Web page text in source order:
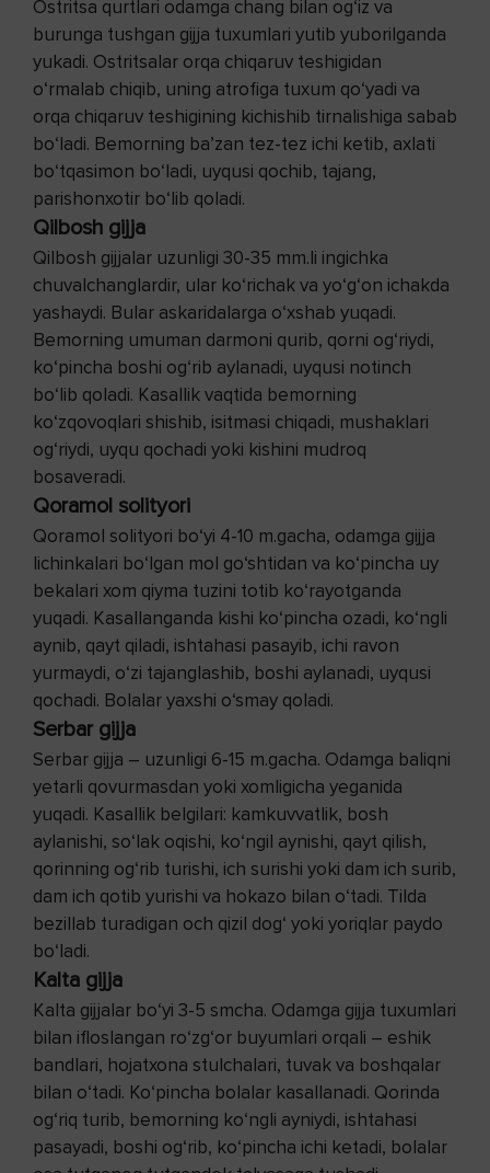
Ostritsa qurtlari odamga chang bilan og‘iz va
burunga tushgan gijja tuxumlari yutib yuborilganda
yukadi. Ostritsalar orqa chiqaruv teshigidan
o‘rmalab chiqib, uning atrofiga tuxum qo‘yadi va
orqa chiqaruv teshigining kichishib tirnalishiga sabab
bo‘ladi. Bemorning ba’zan tez-tez ichi ketib, axlati
bo‘tqasimon bo‘ladi, uyqusi qochib, tajang,
parishonxotir bo‘lib qoladi.
Qilbosh gijja
Qilbosh gijjalar uzunligi 30-35 mm.li ingichka
chuvalchanglardir, ular ko‘richak va yo‘g‘on ichakda
yashaydi. Bular askaridalarga o‘xshab yuqadi.
Bemorning umuman darmoni qurib, qorni og‘riydi,
ko‘pincha boshi og‘rib aylanadi, uyqusi notinch
bo‘lib qoladi. Kasallik vaqtida bemorning
ko‘zqovoqlari shishib, isitmasi chiqadi, mushaklari
og‘riydi, uyqu qochadi yoki kishini mudroq
bosaveradi.
Qoramol solityori
Qoramol solityori bo‘yi 4-10 m.gacha, odamga gijja
lichinkalari bo‘lgan mol go‘shtidan va ko‘pincha uy
bekalari xom qiyma tuzini totib ko‘rayotganda
yuqadi. Kasallanganda kishi ko‘pincha ozadi, ko‘ngli
aynib, qayt qiladi, ishtahasi pasayib, ichi ravon
yurmaydi, o‘zi tajanglashib, boshi aylanadi, uyqusi
qochadi. Bolalar yaxshi o‘smay qoladi.
Serbar gijja
Serbar gijja – uzunligi 6-15 m.gacha. Odamga baliqni
yetarli qovurmasdan yoki xomligicha yeganida
yuqadi. Kasallik belgilari: kamkuvvatlik, bosh
aylanishi, so‘lak oqishi, ko‘ngil aynishi, qayt qilish,
qorinning og‘rib turishi, ich surishi yoki dam ich surib,
dam ich qotib yurishi va hokazo bilan o‘tadi. Tilda
bezillab turadigan och qizil dog‘ yoki yoriqlar paydo
bo‘ladi.
Kalta gijja
Kalta gijjalar bo‘yi 3-5 smcha. Odamga gijja tuxumlari
bilan ifloslangan ro‘zg‘or buyumlari orqali – eshik
bandlari, hojatxona stulchalari, tuvak va boshqalar
bilan o‘tadi. Ko‘pincha bolalar kasallanadi. Qorinda
og‘riq turib, bemorning ko‘ngli ayniydi, ishtahasi
pasayadi, boshi og‘rib, ko‘pincha ichi ketadi, bolalar